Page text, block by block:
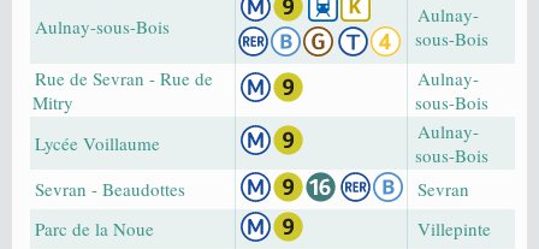
Aulnay-sous-Bois
Aulnay-
sous-Bois
Rue de Sevran - Rue de
Mitry
Aulnay-
sous-Bois
Lycée Voillaume
Aulnay-
sous-Bois
Sevran - Beaudottes
Sevran
Parc de la Noue
Villepinte